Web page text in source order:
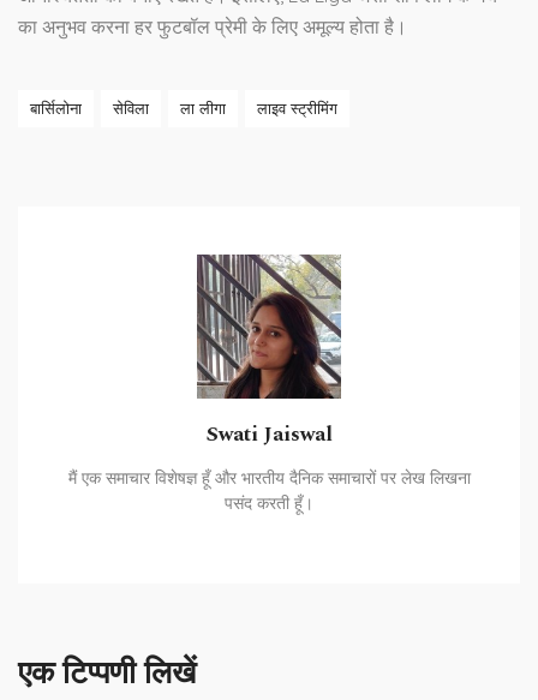
का अनुभव करना हर फुटबॉल प्रेमी के लिए अमूल्य होता है।
बार्सिलोना सेविला ला लीगा लाइव स्ट्रीमिंग
Swati Jaiswal
मैं एक समाचार विशेषज्ञ हूँ और भारतीय दैनिक समाचारों पर लेख लिखना
पसंद करती हूँ।
एक टिप्पणी लिखें